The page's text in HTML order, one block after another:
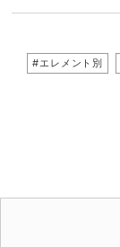
#エレメント別